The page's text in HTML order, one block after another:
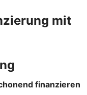
mit
finanzieren